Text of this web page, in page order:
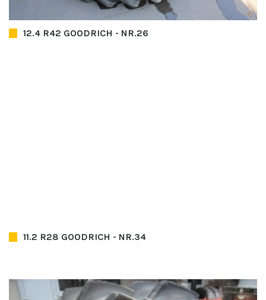
12.4 R42 GOODRICH - NR.26
11.2 R28 GOODRICH - NR.34